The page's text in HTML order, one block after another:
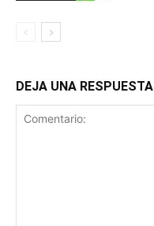
DEJA UNA RESPUESTA